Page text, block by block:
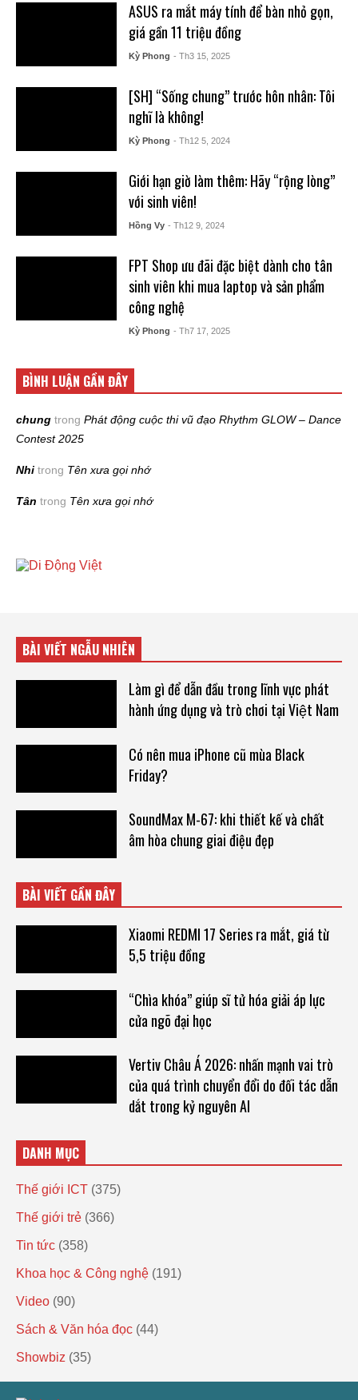
ASUS ra mắt máy tính để bàn nhỏ gọn,
giá gần 11 triệu đồng
Kỳ Phong - Th3 15, 2025
[SH] “Sống chung” trước hôn nhân: Tôi
nghĩ là không!
Kỳ Phong - Th12 5, 2024
Giới hạn giờ làm thêm: Hãy “rộng lòng”
với sinh viên!
Hồng Vy - Th12 9, 2024
FPT Shop ưu đãi đặc biệt dành cho tân
sinh viên khi mua laptop và sản phẩm
công nghệ
Kỳ Phong - Th7 17, 2025
BÌNH LUẬN GẦN ĐÂY
chung trong Phát động cuộc thi vũ đạo Rhythm GLOW – Dance
Contest 2025
Nhi trong Tên xưa gọi nhớ
Tân trong Tên xưa gọi nhớ
BÀI VIẾT NGẪU NHIÊN
Làm gì để dẫn đầu trong lĩnh vực phát
hành ứng dụng và trò chơi tại Việt Nam
Có nên mua iPhone cũ mùa Black
Friday?
SoundMax M-67: khi thiết kế và chất
âm hòa chung giai điệu đẹp
BÀI VIẾT GẦN ĐÂY
Xiaomi REDMI 17 Series ra mắt, giá từ
5,5 triệu đồng
“Chìa khóa” giúp sĩ tử hóa giải áp lực
cửa ngõ đại học
Vertiv Châu Á 2026: nhấn mạnh vai trò
của quá trình chuyển đổi do đối tác dẫn
dắt trong kỷ nguyên AI
DANH MỤC
Thế giới ICT (375)
Thế giới trẻ (366)
Tin tức (358)
Khoa học & Công nghệ (191)
Video (90)
Sách & Văn hóa đọc (44)
Showbiz (35)